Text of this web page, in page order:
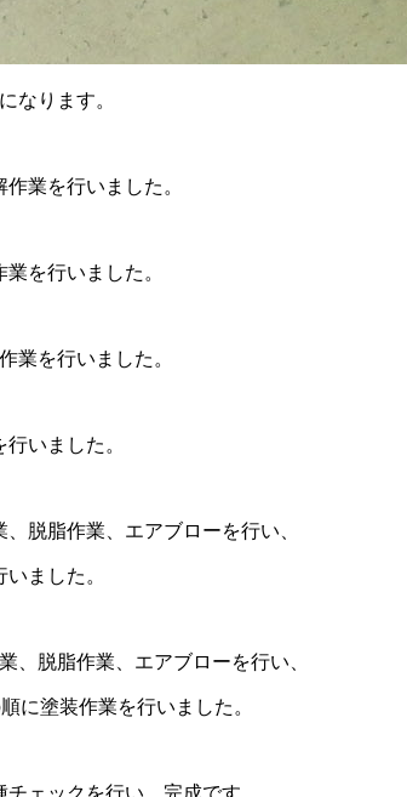
なります。
業を行いました。
を行いました。
業を行いました。
いました。
脱脂作業、エアブローを行い、
ました。
、脱脂作業、エアブローを行い、
に塗装作業を行いました。
ェックを行い、完成です。